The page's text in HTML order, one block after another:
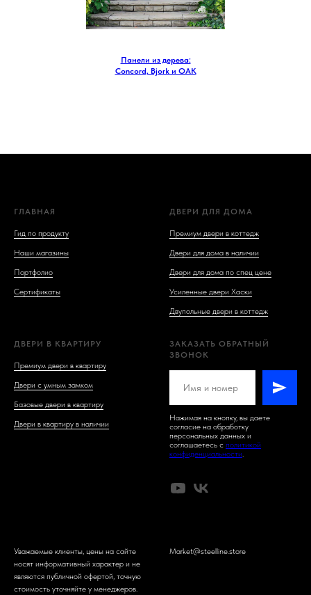
Панели из дерева:
Concord, Bjork и OAK
ГЛАВНАЯ
Гид по продукту
Наши магазины
Портфолио
Сертификаты
ДВЕРИ ДЛЯ ДОМА
Премиум двери в коттедж
Двери для дома в наличии
Двери для дома по спец цене
Усиленные двери Хаски
Двупольные двери в коттедж
ДВЕРИ В КВАРТИРУ
Премиум двери в квартиру
Двери с умным замком
Базовые двери в квартиру
Двери в квартиру в наличии
ЗАКАЗАТЬ ОБРАТНЫЙ
ЗВОНОК
Нажимая на кнопку, вы даете
согласие на обработку
персональных данных и
соглашаетесь c политикой
конфиденциальности.
Уважаемые клиенты, цены на сайте
носят информативный характер и не
являются публичной офертой, точную
стоимость уточняйте у менеджеров.
Market@steelline.store